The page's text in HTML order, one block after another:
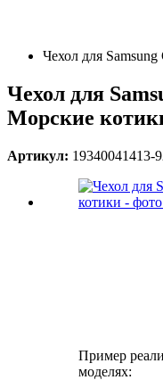
Чехол для
Чехол для
Морские
Артикул: 19340041413-
Пример
моделях: